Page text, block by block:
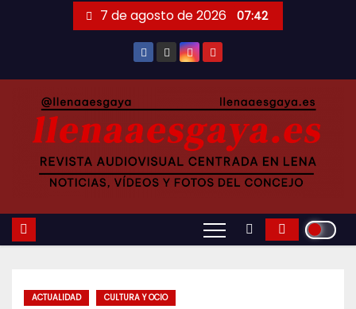
7 de agosto de 2026 07:42
ACTUALIDAD CULTURA Y OCIO